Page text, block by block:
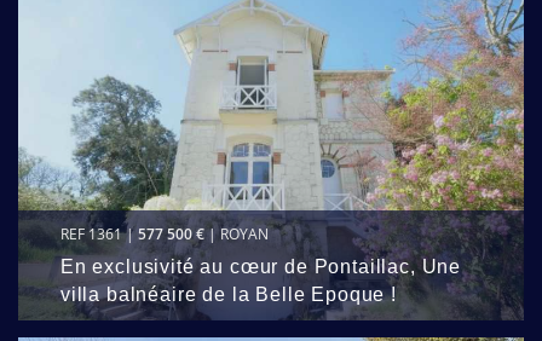
REF 1361 |577 500 €| ROYAN
En exclusivité au cœur de Pontaillac, Une
villa balnéaire de la Belle Epoque !